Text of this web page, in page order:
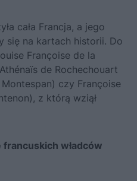
cała Francja, a jego
się na kartach historii. Do
Françoise de la
de Rochechouart
czy Françoise
z którą wziął
władców